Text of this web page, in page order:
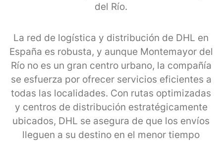
del Río.
La red de logística y distribución de DHL en
España es robusta, y aunque Montemayor del
Río no es un gran centro urbano, la compañía
se esfuerza por ofrecer servicios eficientes a
todas las localidades. Con rutas optimizadas
y centros de distribución estratégicamente
ubicados, DHL se asegura de que los envíos
lleguen a su destino en el menor tiempo